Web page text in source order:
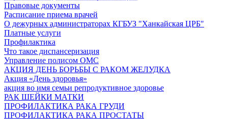
Правовые документы
Расписание приема врачей
О дежурных администраторах КГБУЗ "Ханкайская ЦРБ"
Платные услуги
Профилактика
Что такое диспансеризация
Управление полисом ОМС
АКЦИЯ ДЕНЬ БОРЬБЫ С РАКОМ ЖЕЛУДКА
Акция «День здоровья»
акция во имя семьи репродуктивное здоровье
РАК ШЕЙКИ МАТКИ
ПРОФИЛАКТИКА РАКА ГРУДИ
ПРОФИЛАКТИКА РАКА ПРОСТАТЫ